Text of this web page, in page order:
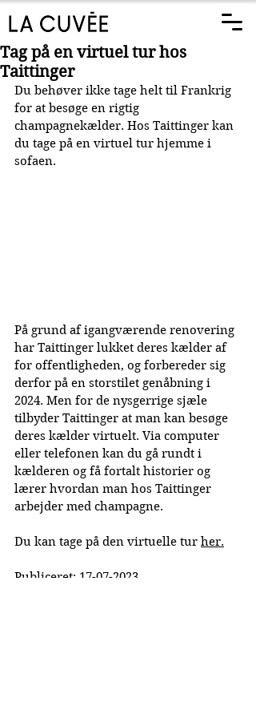
Tag på en virtuel tur hos
Taittinger
Du behøver ikke tage helt til Frankrig
for at besøge en rigtig
champagnekælder. Hos Taittinger kan
du tage på en virtuel tur hjemme i
sofaen.
På grund af igangværende renovering
har Taittinger lukket deres kælder af
for offentligheden, og forbereder sig
derfor på en storstilet genåbning i
2024. Men for de nysgerrige sjæle
tilbyder Taittinger at man kan besøge
deres kælder virtuelt. Via computer
eller telefonen kan du gå rundt i
kælderen og få fortalt historier og
lærer hvordan man hos Taittinger
arbejder med champagne.
Du kan tage på den virtuelle tur her.
Publiceret: 17-07-2023